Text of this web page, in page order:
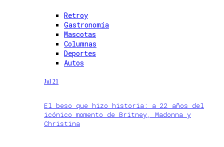
Retroy
Gastronomía
Mascotas
Columnas
Deportes
Autos
Jul 21
El beso que hizo historia: a 22 años del
icónico momento de Britney, Madonna y
Christina